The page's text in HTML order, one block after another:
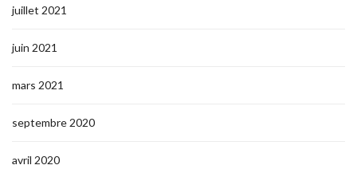
juillet 2021
juin 2021
mars 2021
septembre 2020
avril 2020